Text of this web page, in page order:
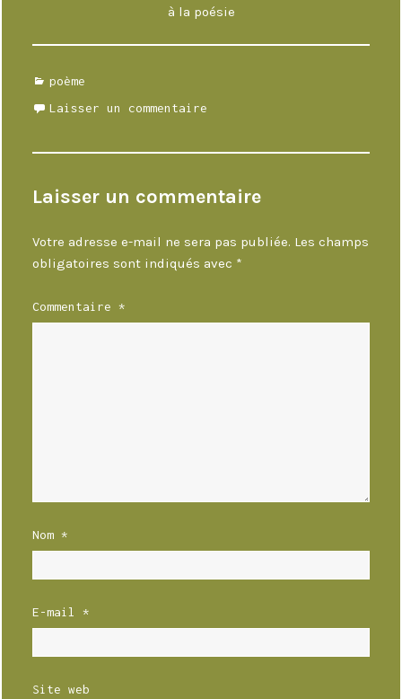
à la poésie
Catégories
poème
Laisser un commentaire
Laisser un commentaire
Votre adresse e-mail ne sera pas publiée. Les champs
obligatoires sont indiqués avec *
Commentaire*
Nom*
E-mail*
Site web